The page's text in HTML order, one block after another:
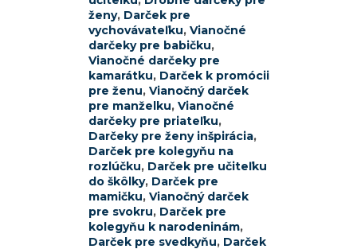
ženy, Darček pre
vychovávateľku, Vianočné
darčeky pre babičku,
Vianočné darčeky pre
kamarátku, Darček k promócii
pre ženu, Vianočný darček
pre manželku, Vianočné
darčeky pre priateľku,
Darčeky pre ženy inšpirácia,
Darček pre kolegyňu na
rozlúčku, Darček pre učiteľku
do škôlky, Darček pre
mamičku, Vianočný darček
pre svokru, Darček pre
kolegyňu k narodeninám,
Darček pre svedkyňu, Darček